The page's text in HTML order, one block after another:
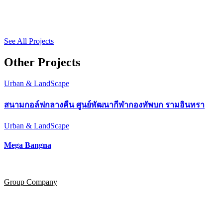
See All Projects
Other Projects
Urban & LandScape
สนามกอล์ฟกลางคืน ศูนย์พัฒนากีฬากองทัพบก รามอินทรา
Urban & LandScape
Mega Bangna
Group Company